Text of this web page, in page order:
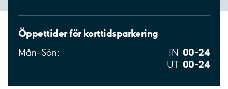
Öppettider för korttidsparkering
Mån–Sön: IN 00–24
UT 00–24